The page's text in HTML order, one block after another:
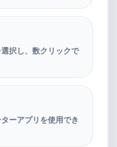
択し、数クリックで
ーアプリを使用でき